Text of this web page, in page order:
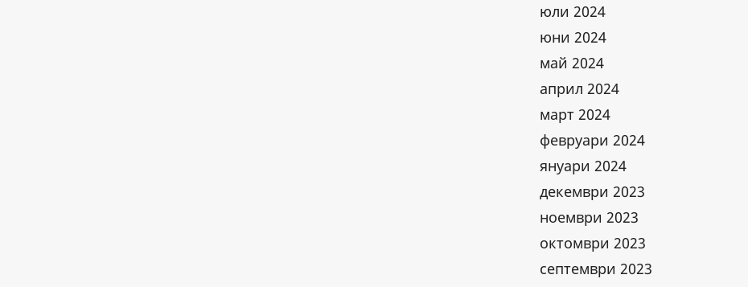
юли 2024
юни 2024
май 2024
април 2024
март 2024
февруари 2024
януари 2024
декември 2023
ноември 2023
октомври 2023
септември 2023